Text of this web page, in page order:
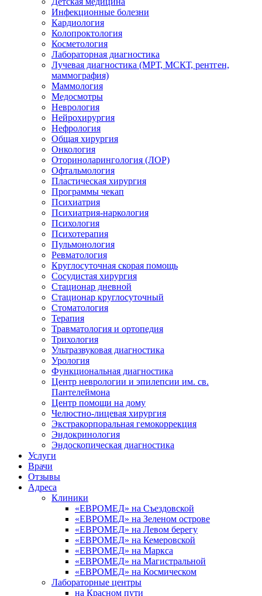
Инфекционные болезни
Кардиология
Колопроктология
Косметология
Лабораторная диагностика
Лучевая диагностика (МРТ, МСКТ, рентген,
маммография)
Маммология
Медосмотры
Неврология
Нейрохирургия
Нефрология
Общая хирургия
Онкология
Оториноларингология (ЛОР)
Офтальмология
Пластическая хирургия
Программы чекап
Психиатрия
Психиатрия-наркология
Психология
Психотерапия
Пульмонология
Ревматология
Круглосуточная скорая помощь
Сосудистая хирургия
Стационар дневной
Стационар круглосуточный
Стоматология
Терапия
Травматология и ортопедия
Трихология
Ультразвуковая диагностика
Урология
Функциональная диагностика
Центр неврологии и эпилепсии им. св.
Пантелеймона
Центр помощи на дому
Челюстно-лицевая хирургия
Экстракорпоральная гемокоррекция
Эндокринология
Эндоскопическая диагностика
Услуги
Врачи
Отзывы
Адреса
Клиники
«ЕВРОМЕД» на Съездовской
«ЕВРОМЕД» на Зеленом острове
«ЕВРОМЕД» на Левом берегу
«ЕВРОМЕД» на Кемеровской
«ЕВРОМЕД» на Маркса
«ЕВРОМЕД» на Магистральной
«ЕВРОМЕД» на Космическом
Лабораторные центры
на Красном пути